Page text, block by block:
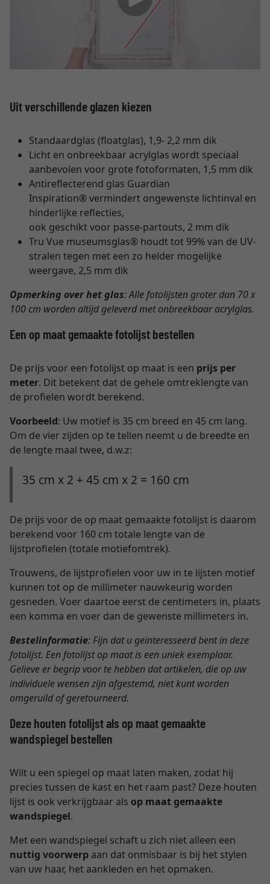
Uit verschillende glazen kiezen
Standaardglas (floatglas), 1,9- 2,2 mm dik
Licht en onbreekbaar acrylglas wordt speciaal
aanbevolen voor grote fotoformaten, 1,5 mm dik
Antireflecterend glas Guardian
Inspiration® vermindert ongewenste lichtinval en
hinderlijke reflecties,
ook geschikt voor passe-partouts, 2 mm dik
Tru Vue museumsglas® houdt tot 99% van de UV-
stralen tegen met een zo helder mogelijke
weergave, 2,5 mm dik
Opmerking over het glas: Alle fotolijsten groter dan 70 x
100 cm worden altijd geleverd met onbreekbaar acrylglas.
Een op maat gemaakte fotolijst bestellen
De prijs voor een fotolijst op maat is een prijs per
meter. Dit betekent dat de gehele omtreklengte van
de profielen wordt berekend.
Voorbeeld: Uw motief is 35 cm breed en 45 cm lang.
Om de vier zijden op te tellen neemt u de breedte en
de lengte maal twee, d.w.z:
35 cm x 2 + 45 cm x 2 = 160 cm
De prijs voor de op maat gemaakte fotolijst is daarom
berekend voor 160 cm totale lengte van de
lijstprofielen (totale motiefomtrek).
Trouwens, de lijstprofielen voor uw in te lijsten motief
kunnen tot op de millimeter nauwkeurig worden
gesneden. Voer daartoe eerst de centimeters in, plaats
een komma en voer dan de gewenste millimeters in.
Bestelinformatie: Fijn dat u geïnteresseerd bent in deze
fotolijst. Een fotolijst op maat is een uniek exemplaar.
Gelieve er begrip voor te hebben dat artikelen, die op uw
individuele wensen zijn afgestemd, niet kunt worden
omgeruild of geretourneerd.
Deze houten fotolijst als op maat gemaakte
wandspiegel bestellen
Wilt u een spiegel op maat laten maken, zodat hij
precies tussen de kast en het raam past? Deze houten
lijst is ook verkrijgbaar als op maat gemaakte
wandspiegel.
Met een wandspiegel schaft u zich niet alleen een
nuttig voorwerp aan dat onmisbaar is bij het stylen
van uw haar, het aankleden en het opmaken.